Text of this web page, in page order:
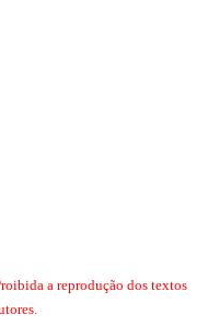
a reprodução dos textos